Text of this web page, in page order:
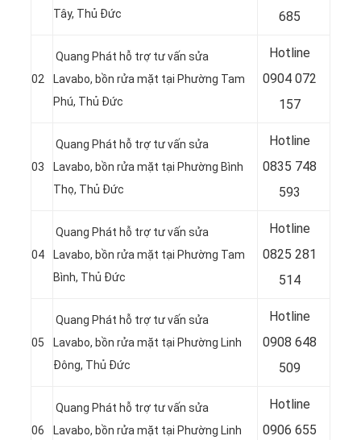
Tây, Thủ Đức
685
02
Quang Phát hỗ trợ tư vấn sửa
Lavabo, bồn rửa mặt tại Phường Tam
Phú, Thủ Đức
Hotline
0904 072
157
03
Quang Phát hỗ trợ tư vấn sửa
Lavabo, bồn rửa mặt tại Phường Bình
Thọ, Thủ Đức
Hotline
0835 748
593
04
Quang Phát hỗ trợ tư vấn sửa
Lavabo, bồn rửa mặt tại Phường Tam
Bình, Thủ Đức
Hotline
0825 281
514
05
Quang Phát hỗ trợ tư vấn sửa
Lavabo, bồn rửa mặt tại Phường Linh
Đông, Thủ Đức
Hotline
0908 648
509
06
Quang Phát hỗ trợ tư vấn sửa
Lavabo, bồn rửa mặt tại Phường Linh
Hotline
0906 655